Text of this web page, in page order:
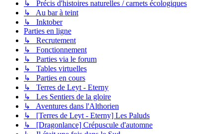
↳ Précis d'histoires naturelles / carnets écologiques
↳ Au bar à teint
↳ Inktober
Parties en ligne
↳ Recrutement
↳ Fonctionnement
↳ Parties via le forum
↳ Tables virtuelles
↳ Parties en cours
↳ Terres de Leyt - Eterny
↳ Les Sentiers de la gloire
↳ Aventures dans l'Althorien
↳ [Terres de Leyt - Eterny] Les Paluds
↳ [Dragonlance] Crépuscule d'automne